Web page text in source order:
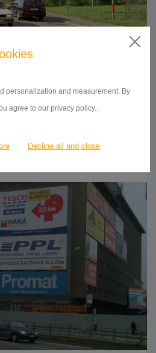
personalization and measurement. By
agree to our privacy policy..
Decline all and close